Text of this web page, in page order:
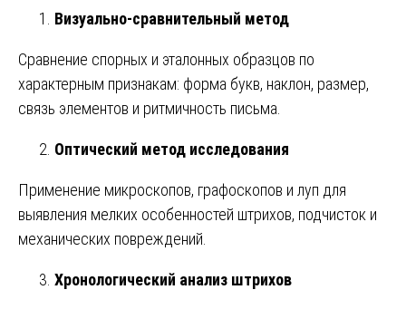
Визуально-сравнительный метод
Сравнение спорных и эталонных образцов по
характерным признакам: форма букв, наклон, размер,
связь элементов и ритмичность письма.
Оптический метод исследования
Применение микроскопов, графоскопов и луп для
выявления мелких особенностей штрихов, подчисток и
механических повреждений.
Хронологический анализ штрихов